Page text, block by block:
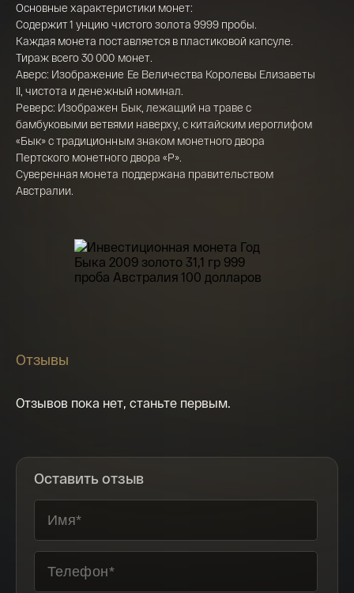
Основные характеристики монет:
Содержит 1 унцию чистого золота 9999 пробы.
Каждая монета поставляется в пластиковой капсуле.
Тираж всего 30 000 монет.
Аверс: Изображение Ее Величества Королевы Елизаветы
II, чистота и денежный номинал.
Реверс: Изображен Бык, лежащий на траве с
бамбуковыми ветвями наверху, с китайским иероглифом
«Бык» с традиционным знаком монетного двора
Пертского монетного двора «P».
Суверенная монета поддержана правительством
Австралии.
Отзывы
Отзывов пока нет, станьте первым.
Оставить отзыв
Российская инвестиционная монета
Георгий Победоносец золото 100 рублей
15,5 гр 2021
142 000 ₽
Телефон*
Правилами оформления
онлайн заявки и даю свое
обработку персональных данных